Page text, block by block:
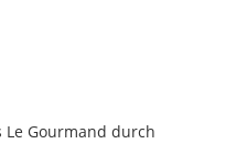
Le Gourmand durch